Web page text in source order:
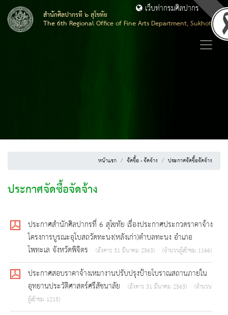
สำนักศิลปากรที่ ๖ สุโขทัย
The 6th Regional Office of Fine Arts Department, Sukhothai
เว็บท่ากรมศิลปากร
หน้าแรก จัดซื้อ - จัดจ้าง ประกาศจัดซื้อจัดจ้าง
ประกาศจัดซื้อจัดจ้าง
ประกาศสำนักศิลปากรที่ 6 สุโขทัย เรื่องประกาศประกวดราคาจ้าง
โครงการบูรณะอุโบสถวัดทะนง(หลังเก่า)ตำบลทะนง อำเภอ
โพทะเล จังหวัดพิจิตร
(อังคาร 31 มีนาคม 2563) (จำนวนผู้เข้าชม 1166)
ประกาศสอบราคาจ้างเหมางานปรับปรุงป้ายโบราณสถานภายใน
อุทยานประวัติศาสตร์ศรีสัชนาลัย
(อังคาร 31 มีนาคม 2563)
(จำนวน
ผู้เข้าชม 1215)